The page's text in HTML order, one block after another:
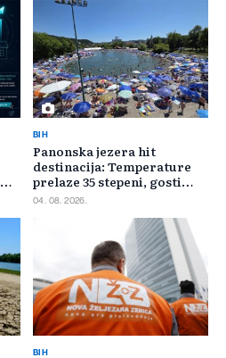
BIH
Panonska jezera hit
destinacija: Temperature
prelaze 35 stepeni, gosti
pristižu iz cijele regije
04. 08. 2026.
BIH